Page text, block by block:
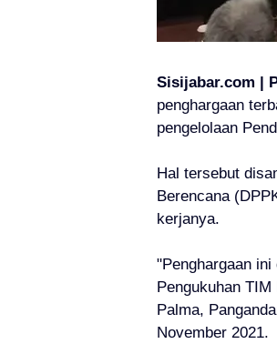
Sisijabar.com |
penghargaan
pengelolaan
Hal tersebut
Berencana
kerjanya.
"Penghargaan
Pengukuhan
Palma,
November 2021.